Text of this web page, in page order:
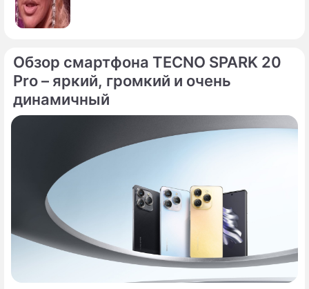
Обзор смартфона TECNO SPARK 20
Pro – яркий, громкий и очень
динамичный